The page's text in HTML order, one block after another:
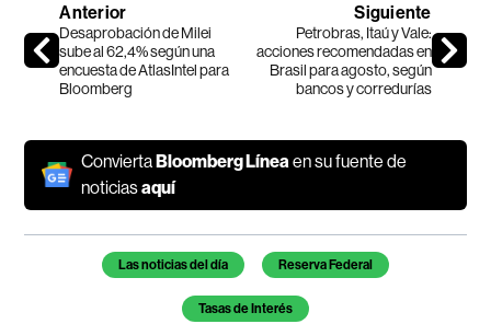
Anterior
Desaprobación de Milei
sube al 62,4% según una
encuesta de AtlasIntel para
Bloomberg
Siguiente
Petrobras, Itaú y Vale:
acciones recomendadas en
Brasil para agosto, según
bancos y corredurías
ConviertaBloomberg Líneaen su fuente de
noticiasaquí
Temas de este artículo
Las noticias del día Reserva Federal
Tasas de Interés